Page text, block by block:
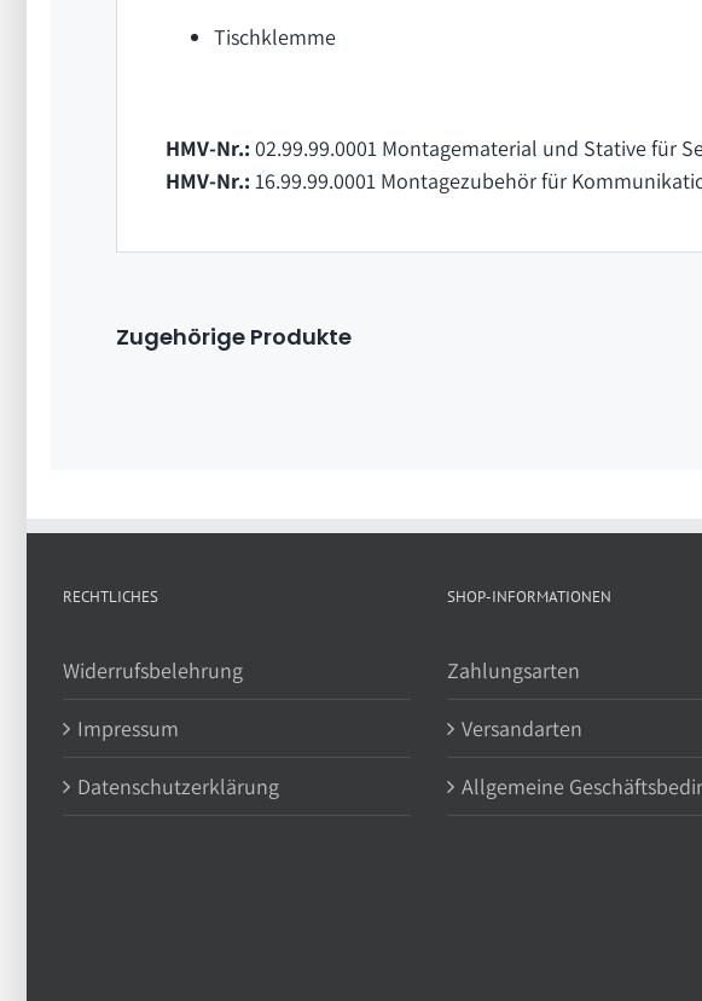
Tischklemme
HMV-Nr.: 02.99.99.0001 Montagematerial und Stative für
HMV-Nr.: 16.99.99.0001 Montagezubehör für
Zugehörige Produkte
RECHTLICHES
Widerrufsbelehrung
Impressum
Datenschutzerklärung
SHOP-INFORMATIONEN
Zahlungsarten
Versandarten
Allgemeine